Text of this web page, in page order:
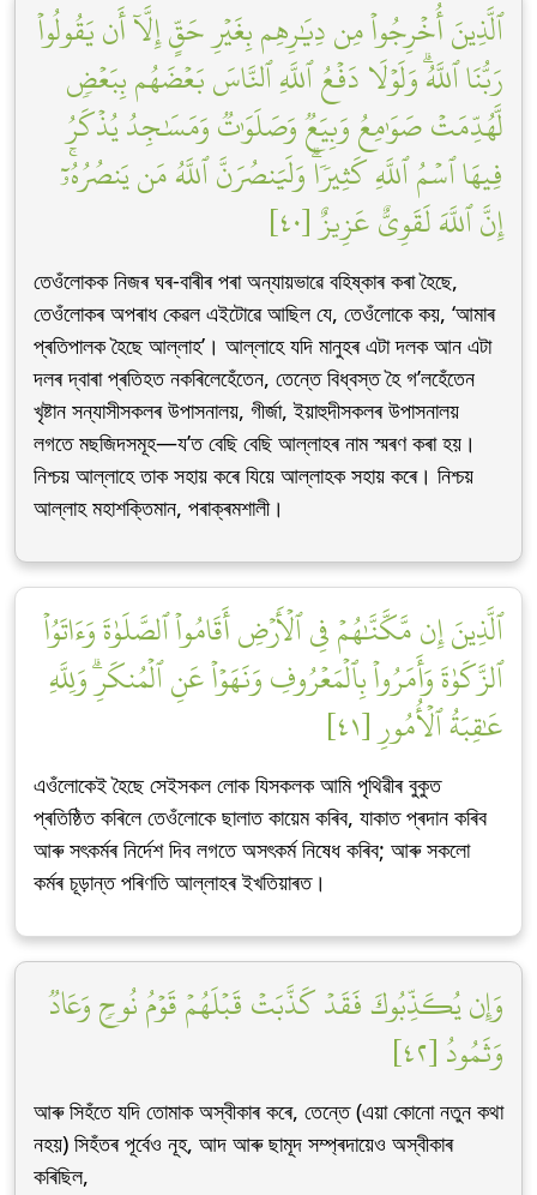
ٱلَّذِينَ أُخۡرِجُواْ مِن دِيَٰرِهِم بِغَيۡرِ حَقٍّ إِلَّآ أَن يَقُولُواْ
رَبُّنَا ٱللَّهُۗ وَلَوۡلَا دَفۡعُ ٱللَّهِ ٱلنَّاسَ بَعۡضَهُم بِبَعۡضٖ
لَّهُدِّمَتۡ صَوَٰمِعُ وَبِيَعٞ وَصَلَوَٰتٞ وَمَسَٰجِدُ يُذۡكَرُ
فِيهَا ٱسۡمُ ٱللَّهِ كَثِيرٗاۗ وَلَيَنصُرَنَّ ٱللَّهُ مَن يَنصُرُهُۥٓۚ
إِنَّ ٱللَّهَ لَقَوِيٌّ عَزِيزٌ [٤٠]
তেওঁলোকক নিজৰ ঘৰ-বাৰীৰ পৰা অন্যায়ভাৱে বহিষ্কাৰ কৰা হৈছে,
তেওঁলোকৰ অপৰাধ কেৱল এইটোৱে আছিল যে, তেওঁলোকে কয়, ‘আমাৰ
প্ৰতিপালক হৈছে আল্লাহ’। আল্লাহে যদি মানুহৰ এটা দলক আন এটা
দলৰ দ্বাৰা প্ৰতিহত নকৰিলেহেঁতেন, তেন্তে বিধ্বস্ত হৈ গ’লহেঁতেন
খৃষ্টান সন্যাসীসকলৰ উপাসনালয়, গীৰ্জা, ইয়াহুদীসকলৰ উপাসনালয়
লগতে মছজিদসমূহ—য’ত বেছি বেছি আল্লাহৰ নাম স্মৰণ কৰা হয়।
নিশ্চয় আল্লাহে তাক সহায় কৰে যিয়ে আল্লাহক সহায় কৰে। নিশ্চয়
আল্লাহ মহাশক্তিমান, পৰাক্ৰমশালী।
ٱلَّذِينَ إِن مَّكَّنَّٰهُمۡ فِي ٱلۡأَرۡضِ أَقَامُواْ ٱلصَّلَوٰةَ وَءَاتَوُاْ
ٱلزَّكَوٰةَ وَأَمَرُواْ بِٱلۡمَعۡرُوفِ وَنَهَوۡاْ عَنِ ٱلۡمُنكَرِۗ وَلِلَّهِ
عَٰقِبَةُ ٱلۡأُمُورِ [٤١]
এওঁলোকেই হৈছে সেইসকল লোক যিসকলক আমি পৃথিৱীৰ বুকুত
প্ৰতিষ্ঠিত কৰিলে তেওঁলোকে ছালাত কায়েম কৰিব, যাকাত প্ৰদান কৰিব
আৰু সৎকৰ্মৰ নিৰ্দেশ দিব লগতে অসৎকৰ্ম নিষেধ কৰিব; আৰু সকলো
কৰ্মৰ চূড়ান্ত পৰিণতি আল্লাহৰ ইখতিয়াৰত।
وَإِن يُكَذِّبُوكَ فَقَدۡ كَذَّبَتۡ قَبۡلَهُمۡ قَوۡمُ نُوحٖ وَعَادٞ
وَثَمُودُ [٤٢]
আৰু সিহঁতে যদি তোমাক অস্বীকাৰ কৰে, তেন্তে (এয়া কোনো নতুন কথা
নহয়) সিহঁতৰ পূৰ্বেও নূহ, আদ আৰু ছামূদ সম্প্ৰদায়েও অস্বীকাৰ
কৰিছিল,